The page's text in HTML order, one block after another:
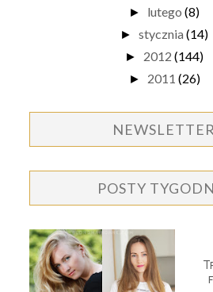
► lutego (8)
► stycznia (14)
► 2012 (144)
► 2011 (26)
NEWSLETTER
POSTY